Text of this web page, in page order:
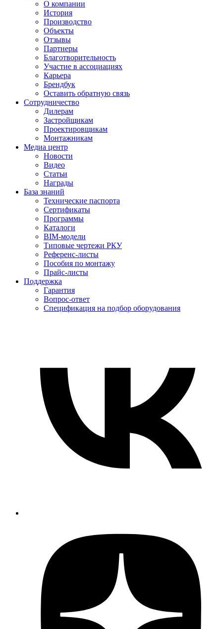
О компании
История
Производство
Объекты
Отзывы
Партнеры
Благотворительность
Участие в ассоциациях
Карьера
Брендбук
Оставить обратную связь
Сотрудничество
Дилерам
Застройщикам
Проектировщикам
Монтажникам
Медиа центр
Новости
Видео
Статьи
Награды
База знаний
Технические паспорта
Сертификаты
Программы
Каталоги
BIM-модели
Типовые чертежи РКУ
Референс-листы
Пособия по монтажу
Прайс-листы
Поддержка
Гарантия
Вопрос-ответ
Спецификация на подбор оборудования